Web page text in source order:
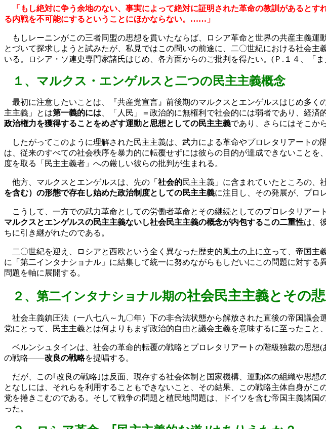
「もし絶対に争う余地のない、事実によって絶対に証明された革命の教訓があると
る内戦を不可能にするということにほかならない。……」
もしレーニンがこの三者同盟の思想を貫いたならば、ロシア革命と世界の共産主義
とづいて探求しようと試みたが、私見ではこの問いの前途に、二〇世紀における社会
いる。ロシア・ソ連史専門家諸氏はじめ、各方面からのご批判を得たい。 ( Ｐ . １４、「
１、マルクス・エンゲルスと二つの民主主義概念
最初に注意したいことは、『共産党宣言』前後期のマルクスとエンゲルスはじめ多
主主義」とは第一義的には 、「人民」＝政治的に無権利で社会的には弱者であり、経済
政治権力を獲得することをめざす運動と思想としての民主主義であり、さらにはそこか
したがってこのように理解された民主主義は、武力による革命やプロレタリアート
は、従来のすべての社会秩序を暴力的に転覆せずには彼らの目的が達成できないこと
度を取る「民主主義者」への厳しい彼らの批判が生まれる。
他方、マルクスとエンゲルスは、先の「 社会的民主主義」に含まれていたところの、
を含む）の形態で存在し始めた政治制度としての民主主義に注目し、その発展が、プロ
こうして、一方での武力革命としての労働者革命とその継続としてのプロレタリア
マルクスとエンゲルスの民主主義ないし社会民主主義の概念が内包するこの二重性は、
ちに引き継がれたのである。
二〇世紀を迎え、ロシアと西欧という全く異なった歴史的風土の上に立って、帝国
に「第二インタナショナル」に結集して統一に努めながらもしだいにこの問題に対す
問題を軸に展開する。
２、第二インタナショナル期の社会民主主義とその悲
社会主義鎮圧法（一八七八～九〇年）下の非合法状態から解放された直後の帝国議
党にとって、民主主義とは何よりもまず政治的自由と議会主義を意味するに至ったこと、
ベルンシュタインは、社会の革命的転覆の戦略とプロレタリアートの階級独裁の思想(
の戦略――改良の戦略を提唱する。
だが、この｢改良の戦略｣は反面、現存する社会体制と国家機構、運動体の組織や思想
となしには、それらを利用することもできないこと、その結果、この戦略主体自身が
党を捲きこむのである。そして戦争の問題と植民地問題は、ドイツを含む帝国主義諸
った。